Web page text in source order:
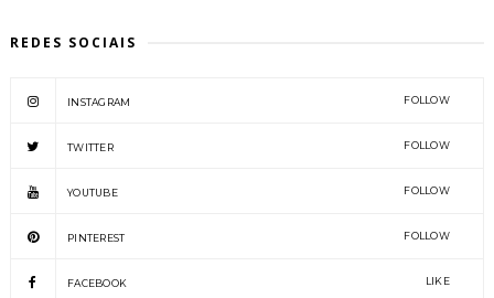
REDES SOCIAIS
INSTAGRAM FOLLOW
TWITTER FOLLOW
YOUTUBE FOLLOW
PINTEREST FOLLOW
FACEBOOK LIKE